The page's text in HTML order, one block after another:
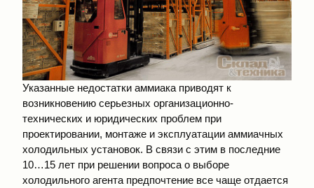
Указанные недостатки аммиака приводят к
возникновению серьезных организационно-
технических и юридических проблем при
проектировании, монтаже и эксплуатации аммиачных
холодильных установок. В связи с этим в последние
10…15 лет при решении вопроса о выборе
холодильного агента предпочтение все чаще отдается